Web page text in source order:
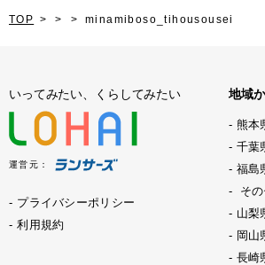
TOP minamiboso_tihousousei
いってみたい、くらしてみたい
運営元：
プライバシーポリシー
利用規約
地域
熊本
千葉
福島
そ
山梨
岡山
長崎